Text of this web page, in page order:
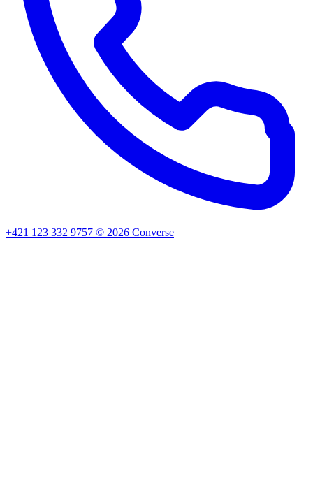
+421 123 332 9757 © 2026 Converse